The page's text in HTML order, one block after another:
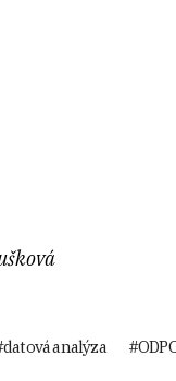
datová analýza